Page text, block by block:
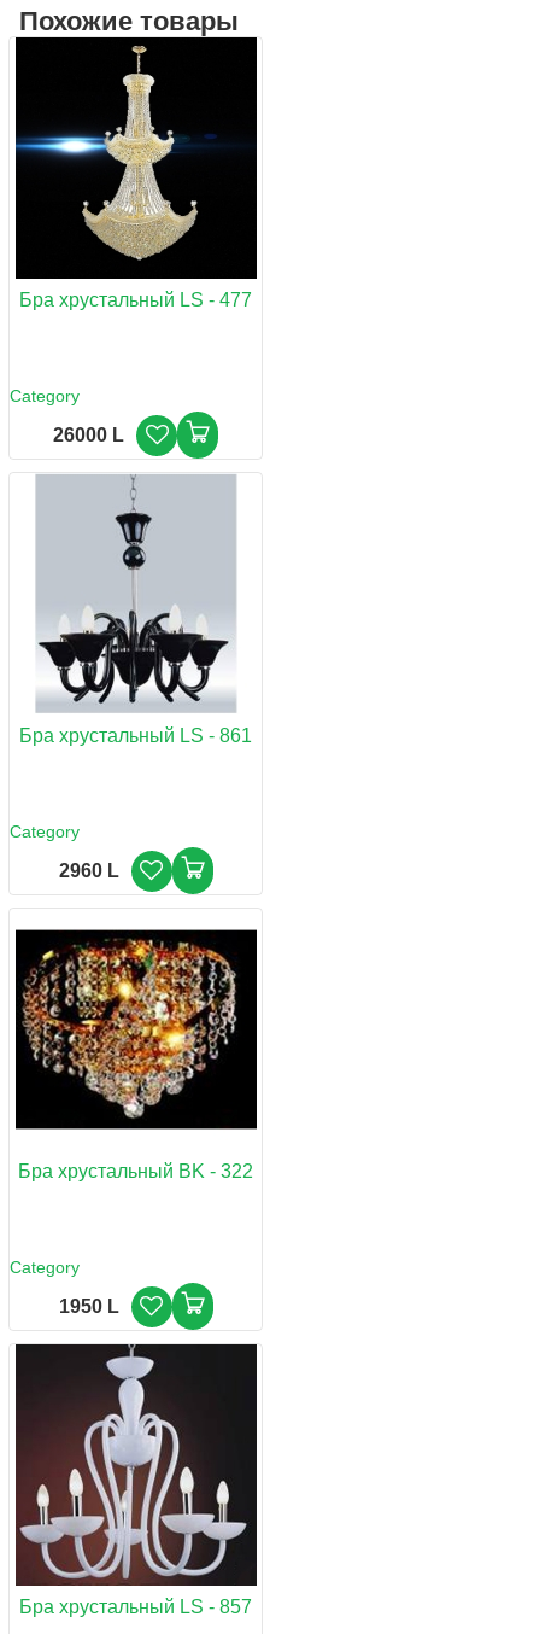
Похожие товары
Бра хрустальный LS - 477
Category
26000 L
Бра хрустальный LS - 861
Category
2960 L
Бра хрустальный BK - 322
Category
1950 L
Бра хрустальный LS - 857